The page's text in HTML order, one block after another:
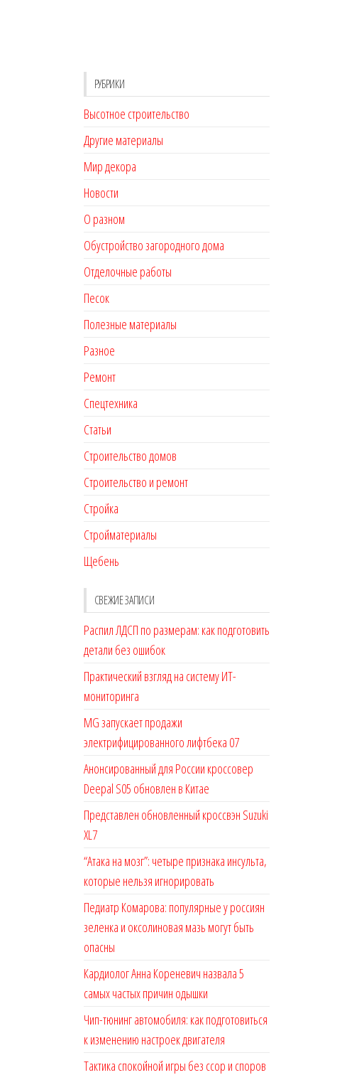
РУБРИКИ
Высотное строительство
Другие материалы
Мир декора
Новости
О разном
Обустройство загородного дома
Отделочные работы
Песок
Полезные материалы
Разное
Ремонт
Спецтехника
Статьи
Строительство домов
Строительство и ремонт
Стройка
Стройматериалы
Щебень
СВЕЖИЕ ЗАПИСИ
Распил ЛДСП по размерам: как подготовить
детали без ошибок
Практический взгляд на систему ИТ-
мониторинга
MG запускает продажи
электрифицированного лифтбека 07
Анонсированный для России кроссовер
Deepal S05 обновлен в Китае
Представлен обновленный кроссвэн Suzuki
XL7
“Атака на мозг”: четыре признака инсульта,
которые нельзя игнорировать
Педиатр Комарова: популярные у россиян
зеленка и оксолиновая мазь могут быть
опасны
Кардиолог Анна Кореневич назвала 5
самых частых причин одышки
Чип-тюнинг автомобиля: как подготовиться
к изменению настроек двигателя
Тактика спокойной игры без ссор и споров